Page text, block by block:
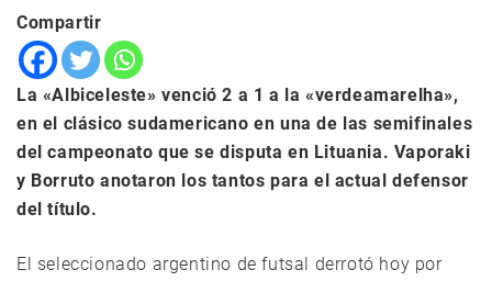
Compartir
La «Albiceleste» venció 2 a 1 a la «verdeamarelha»,
en el clásico sudamericano en una de las semifinales
del campeonato que se disputa en Lituania. Vaporaki
y Borruto anotaron los tantos para el actual defensor
del título.
El seleccionado argentino de futsal derrotó hoy por